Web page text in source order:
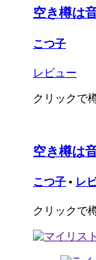
空き樽は
こつ子
レビュー
クリックで
空き樽は
こつ子 • レ
クリックで